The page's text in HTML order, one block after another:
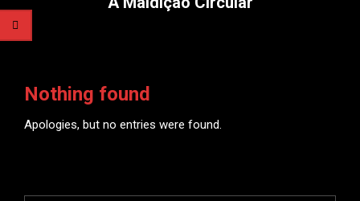
Nothing found
Apologies, but no entries were found.